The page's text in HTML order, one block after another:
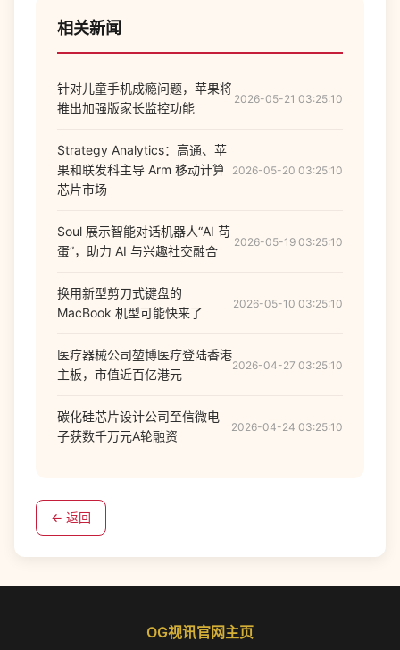
相关新闻
针对儿童手机成瘾问题，苹果将
推出加强版家长监控功能
2026-05-21 03:25:10
Strategy Analytics：高通、苹
果和联发科主导 Arm 移动计算
芯片市场
2026-05-20 03:25:10
Soul 展示智能对话机器人“AI 苟
蛋”，助力 AI 与兴趣社交融合
2026-05-19 03:25:10
换用新型剪刀式键盘的
MacBook 机型可能快来了
2026-05-10 03:25:10
医疗器械公司堃博医疗登陆香港
主板，市值近百亿港元
2026-04-27 03:25:10
碳化硅芯片设计公司至信微电
子获数千万元A轮融资
2026-04-24 03:25:10
← 返回
OG视讯官网主页